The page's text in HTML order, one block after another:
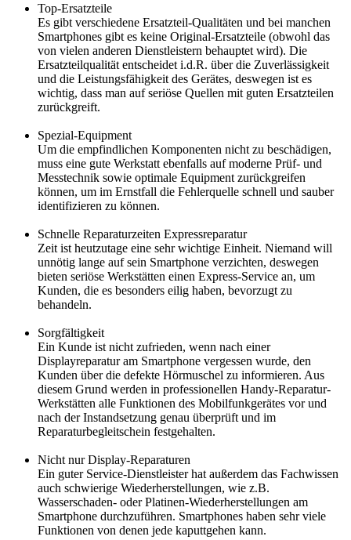
Top-Ersatzteile
Es gibt verschiedene Ersatzteil-Qualitäten und bei manchen
Smartphones gibt es keine Original-Ersatzteile (obwohl das
von vielen anderen Dienstleistern behauptet wird). Die
Ersatzteilqualität entscheidet i.d.R. über die Zuverlässigkeit
und die Leistungsfähigkeit des Gerätes, deswegen ist es
wichtig, dass man auf seriöse Quellen mit guten Ersatzteilen
zurückgreift.
Spezial-Equipment
Um die empfindlichen Komponenten nicht zu beschädigen,
muss eine gute Werkstatt ebenfalls auf moderne Prüf- und
Messtechnik sowie optimale Equipment zurückgreifen
können, um im Ernstfall die Fehlerquelle schnell und sauber
identifizieren zu können.
Schnelle Reparaturzeiten Expressreparatur
Zeit ist heutzutage eine sehr wichtige Einheit. Niemand will
unnötig lange auf sein Smartphone verzichten, deswegen
bieten seriöse Werkstätten einen Express-Service an, um
Kunden, die es besonders eilig haben, bevorzugt zu
behandeln.
Sorgfältigkeit
Ein Kunde ist nicht zufrieden, wenn nach einer
Displayreparatur am Smartphone vergessen wurde, den
Kunden über die defekte Hörmuschel zu informieren. Aus
diesem Grund werden in professionellen Handy-Reparatur-
Werkstätten alle Funktionen des Mobilfunkgerätes vor und
nach der Instandsetzung genau überprüft und im
Reparaturbegleitschein festgehalten.
Nicht nur Display-Reparaturen
Ein guter Service-Dienstleister hat außerdem das Fachwissen
auch schwierige Wiederherstellungen, wie z.B.
Wasserschaden- oder Platinen-Wiederherstellungen am
Smartphone durchzuführen. Smartphones haben sehr viele
Funktionen von denen jede kaputtgehen kann.